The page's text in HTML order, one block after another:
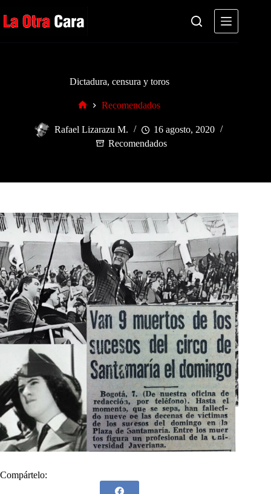
al
contenido
Dictadura, censura y toros
Recomendados
Rafael Lizarazu M.
16 agosto, 2020
Recomendados
Compártelo: